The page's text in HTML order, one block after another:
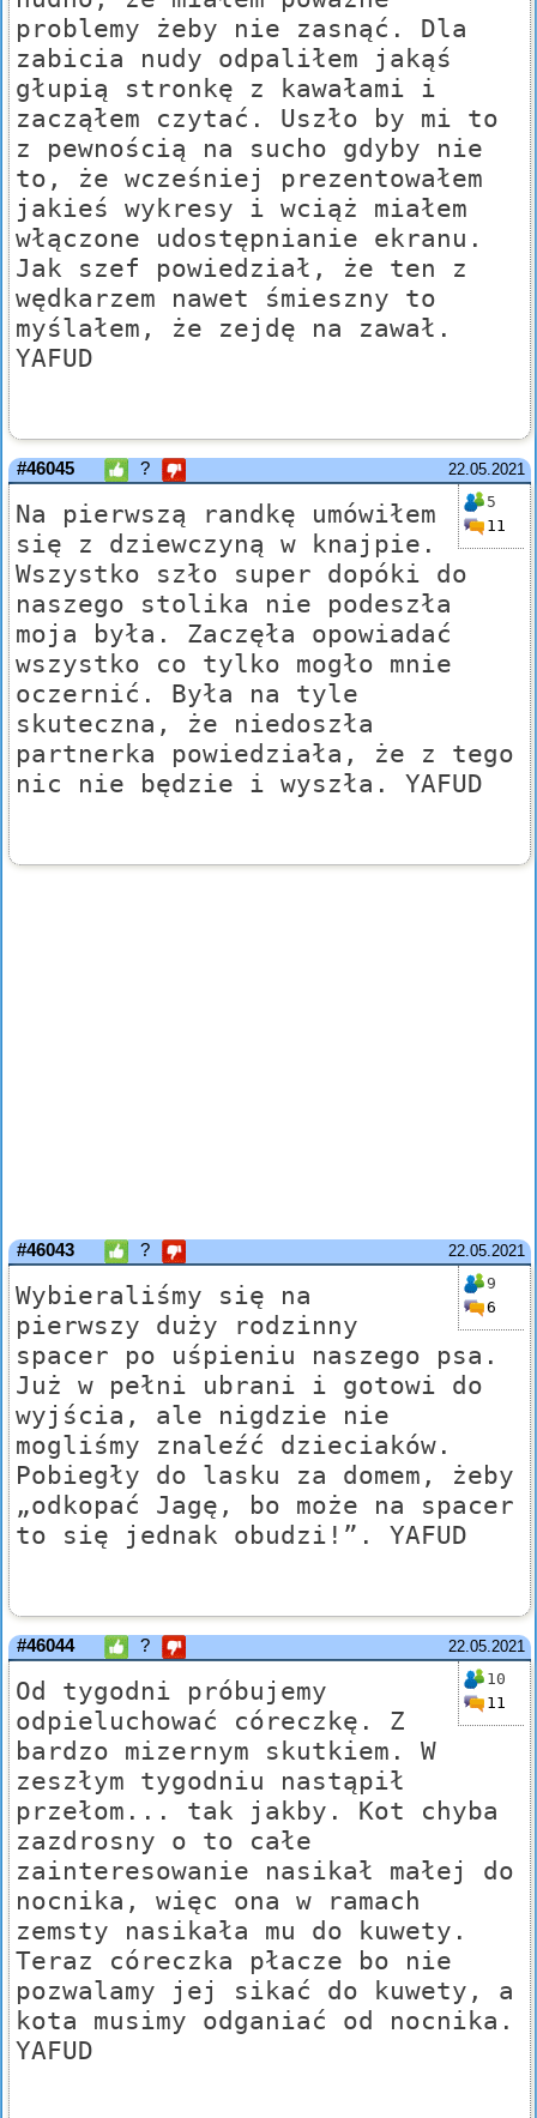
problemy żeby nie zasnąć. Dla
zabicia nudy odpaliłem jakąś
głupią stronkę z kawałami i
zacząłem czytać. Uszło by mi to
z pewnością na sucho gdyby nie
to, że wcześniej prezentowałem
jakieś wykresy i wciąż miałem
włączone udostępnianie ekranu.
Jak szef powiedział, że ten z
wędkarzem nawet śmieszny to
myślałem, że zejdę na zawał.
YAFUD
22.05.2021
#46045 ?
5
11
Na pierwszą randkę umówiłem
się z dziewczyną w knajpie.
Wszystko szło super dopóki do
naszego stolika nie podeszła
moja była. Zaczęła opowiadać
wszystko co tylko mogło mnie
oczernić. Była na tyle
skuteczna, że niedoszła
partnerka powiedziała, że z tego
nic nie będzie i wyszła. YAFUD
22.05.2021
#46043 ?
9
6
Wybieraliśmy się na
pierwszy duży rodzinny
spacer po uśpieniu naszego psa.
Już w pełni ubrani i gotowi do
wyjścia, ale nigdzie nie
mogliśmy znaleźć dzieciaków.
Pobiegły do lasku za domem, żeby
„odkopać Jagę, bo może na spacer
to się jednak obudzi!”. YAFUD
22.05.2021
#46044 ?
10
11
Od tygodni próbujemy
odpieluchować córeczkę. Z
bardzo mizernym skutkiem. W
zeszłym tygodniu nastąpił
przełom... tak jakby. Kot chyba
zazdrosny o to całe
zainteresowanie nasikał małej do
nocnika, więc ona w ramach
zemsty nasikała mu do kuwety.
Teraz córeczka płacze bo nie
pozwalamy jej sikać do kuwety, a
kota musimy odganiać od nocnika.
YAFUD